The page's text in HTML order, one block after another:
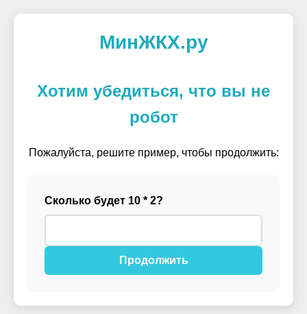
МинЖКХ.ру
Хотим убедиться, что вы не
робот
Пожалуйста, решите пример, чтобы продолжить:
Сколько будет 10 * 2?
Продолжить